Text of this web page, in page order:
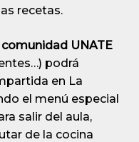
recetas.
comunidad UNATE
podrá
en La
el menú especial
salir del aula,
de la cocina